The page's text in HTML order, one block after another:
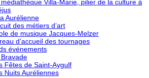
médiathèque Villa-Marie, pilier de la culture à
Aurélienne
des métiers d’art
de musique Jacques-Melzer
d’accueil des tournages
événements
Fêtes de Saint-Aygulf
Nuits Auréliennes